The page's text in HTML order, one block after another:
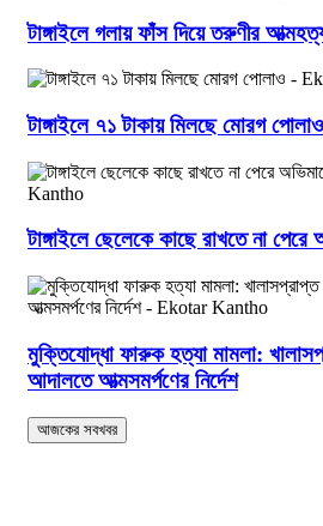
টাঙ্গাইলে গলায় ফাঁস দিয়ে তরুণীর
টাঙ্গাইলে ৭১ টাকায় মিলছে মোরগ পোলাও
টাঙ্গাইলে ছেলেকে কাছে রাখতে না পেরে
মুক্তিযোদ্ধা ফারুক হত্যা মামলা:
আদালতে আত্মসমর্পণের নির্দেশ